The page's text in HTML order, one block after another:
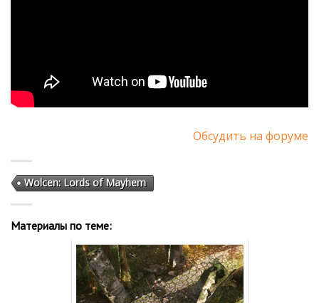
Обсудить на форуме
Wolcen: Lords of Mayhem
Материалы по теме: